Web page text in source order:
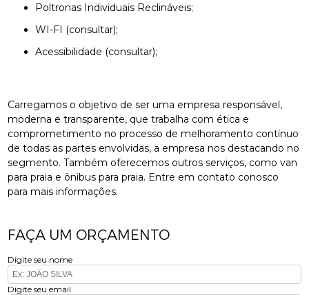
Poltronas Individuais Reclináveis;
WI-FI (consultar);
Acessibilidade (consultar);
Carregamos o objetivo de ser uma empresa responsável,
moderna e transparente, que trabalha com ética e
comprometimento no processo de melhoramento contínuo
de todas as partes envolvidas, a empresa nos destacando no
segmento. Também oferecemos outros serviços, como van
para praia e ônibus para praia. Entre em contato conosco
para mais informações.
FAÇA UM ORÇAMENTO
Digite seu nome
Digite seu email